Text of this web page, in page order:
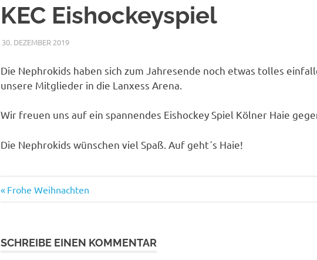
KEC Eishockeyspiel
30. DEZEMBER 2019
Die Nephrokids haben sich zum Jahresende noch etwas tolles
unsere Mitglieder in die Lanxess Arena.
Wir freuen uns auf ein spannendes Eishockey Spiel Kölner Haie
Die Nephrokids wünschen viel Spaß. Auf geht´s Haie!
Beitragsnavigation
Vorheriger
Beitrag:
Frohe Weihnachten
SCHREIBE EINEN KOMMENTAR